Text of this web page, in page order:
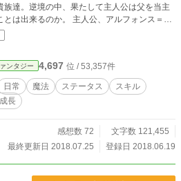
族達。逆境の中、果たして主人公は父を当主
とは出来るのか。 主人公、アルフォンス＝テ
この世界で唯一の契約魔法師として、後に世
人の男の物語である。
ンタジー 4,697 位 / 53,357件
日常 魔法 ステータス
スキル
長
感想数 72
文字数 121,455
最終更新日 2018.07.25
登録日 2018.06.19